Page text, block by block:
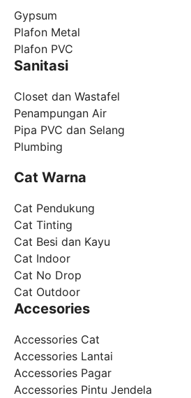
Gypsum
Plafon Metal
Plafon PVC
Sanitasi
Closet dan Wastafel
Penampungan Air
Pipa PVC dan Selang
Plumbing
Cat Warna
Cat Pendukung
Cat Tinting
Cat Besi dan Kayu
Cat Indoor
Cat No Drop
Cat Outdoor
Accesories
Accessories Cat
Accessories Lantai
Accessories Pagar
Accessories Pintu Jendela